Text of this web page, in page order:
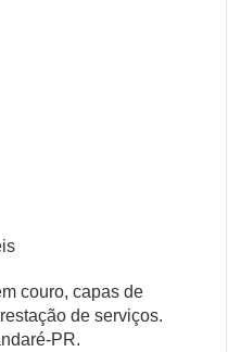
couro, capas de
de serviços.
PR.